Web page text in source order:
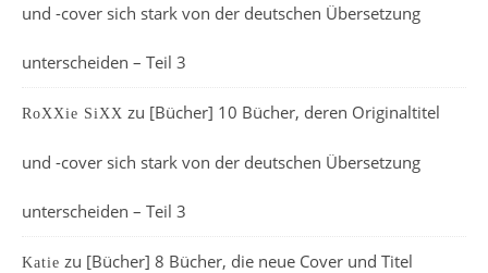
und -cover sich stark von der deutschen Übersetzung
unterscheiden – Teil 3
RoXXie SiXX zu [Bücher] 10 Bücher, deren Originaltitel
und -cover sich stark von der deutschen Übersetzung
unterscheiden – Teil 3
Katie zu [Bücher] 8 Bücher, die neue Cover und Titel